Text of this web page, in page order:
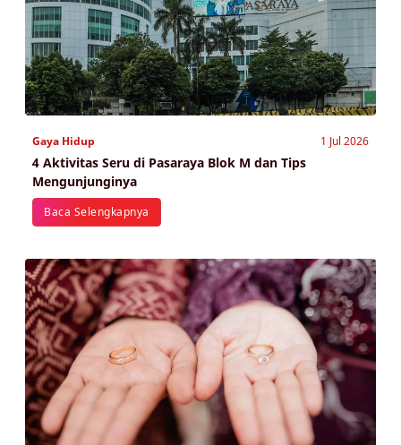
Gaya Hidup 1 Jul 2026
4 Aktivitas Seru di Pasaraya Blok M dan Tips
Mengunjunginya
Baca Selengkapnya